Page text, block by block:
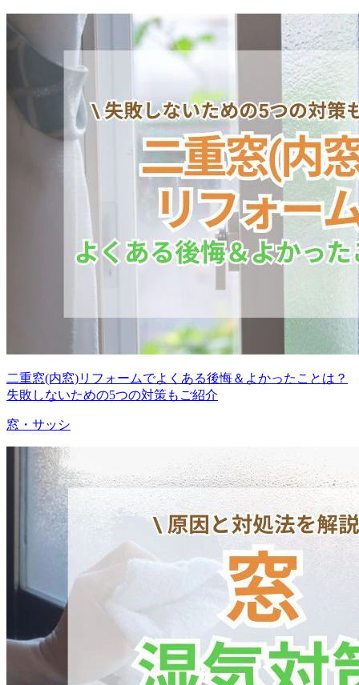
二重窓(内窓)リフォームでよくある後悔＆よかったことは？
失敗しないための5つの対策もご紹介
窓・サッシ